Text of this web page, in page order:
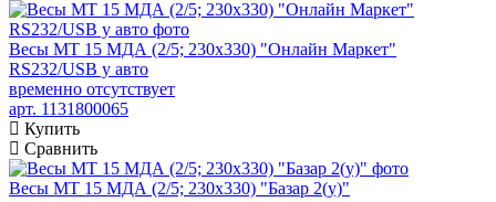
Весы МТ 15 МДА (2/5; 230х330) "Онлайн Маркет"
RS232/USB у авто
временно отсутствует
арт. 1131800065
Купить
Сравнить
Весы МТ 15 МДА (2/5; 230х330) "Базар 2(у)"